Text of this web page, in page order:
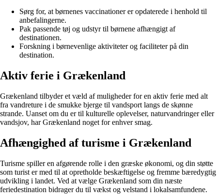
Sørg for, at børnenes vaccinationer er opdaterede i henhold til
anbefalingerne.
Pak passende tøj og udstyr til børnene afhængigt af
destinationen.
Forskning i børnevenlige aktiviteter og faciliteter på din
destination.
Aktiv ferie i Grækenland
Grækenland tilbyder et væld af muligheder for en aktiv ferie med alt
fra vandreture i de smukke bjerge til vandsport langs de skønne
strande. Uanset om du er til kulturelle oplevelser, naturvandringer eller
vandsjov, har Grækenland noget for enhver smag.
Afhængighed af turisme i Grækenland
Turisme spiller en afgørende rolle i den græske økonomi, og din støtte
som turist er med til at opretholde beskæftigelse og fremme bæredygtig
udvikling i landet. Ved at vælge Grækenland som din næste
feriedestination bidrager du til vækst og velstand i lokalsamfundene.